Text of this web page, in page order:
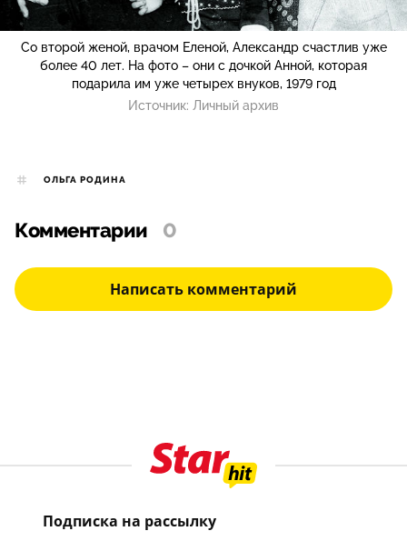
Со второй женой, врачом Еленой, Александр счастлив уже
более 40 лет. На фото – они с дочкой Анной, которая
подарила им уже четырех внуков, 1979 год
Источник: Личный архив
ОЛЬГА РОДИНА
Комментарии 0
Написать комментарий
Подписка на рассылку